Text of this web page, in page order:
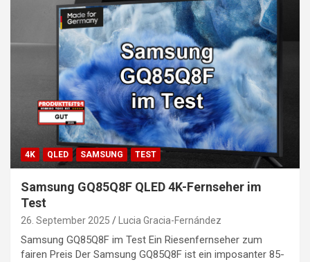
4K QLED SAMSUNG TEST
Samsung GQ85Q8F QLED 4K-Fernseher im
Test
26. September 2025 Lucia Gracia-Fernández
Samsung GQ85Q8F im Test Ein Riesenfernseher zum
fairen Preis Der Samsung GQ85Q8F ist ein imposanter 85-